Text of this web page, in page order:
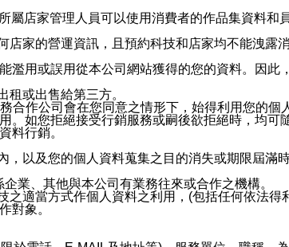
店家管理人員可以使用消費者的作品集資料和
家的營運資訊，且預約科技和店家均不能洩
濫用或誤用從本公司網站獲得的您的資料。因
租或出售給第三方。
合作公司會在您同意之情形下，始得利用您的
。如您拒絕接受行銷服務或嗣後欲拒絕時，均
料行銷。
以及您的個人資料蒐集之目的消失或期限屆滿
業、其他與本公司有業務往來或合作之機構。
適當方式作個人資料之利用，(包括任何依法
對象。